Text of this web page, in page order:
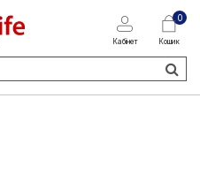
Кабінет
0
Кошик